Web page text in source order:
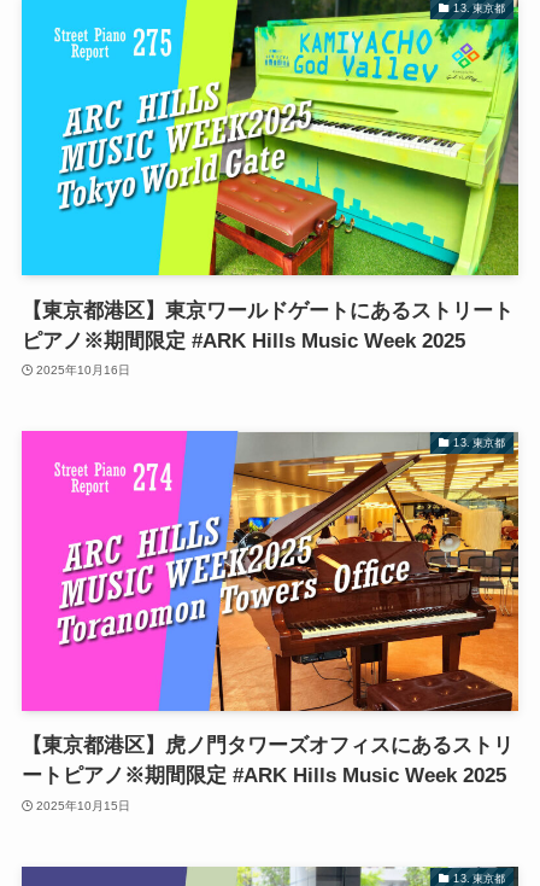
13. 東京都
【東京都港区】東京ワールドゲートにあるストリート
ピアノ※期間限定 #ARK Hills Music Week 2025
2025年10月16日
13. 東京都
【東京都港区】虎ノ門タワーズオフィスにあるストリ
ートピアノ※期間限定 #ARK Hills Music Week 2025
2025年10月15日
13. 東京都